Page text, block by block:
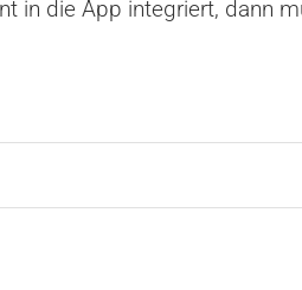
in die App integriert, dann